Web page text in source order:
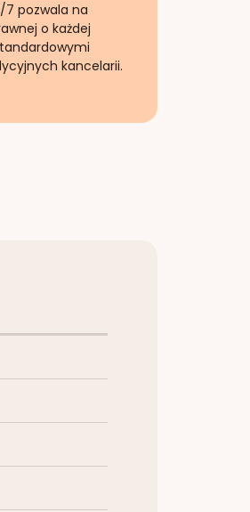
7 pozwala na
o każdej
kancelarii.